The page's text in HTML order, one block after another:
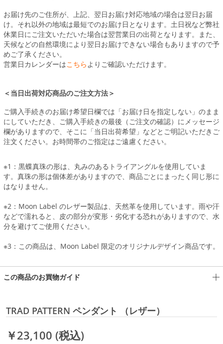
お届け先のご住所が、上記、翌日お届け対応地域の場合は翌日お届
け。それ以外の地域は最短でのお届け日となります。土日祝など弊社
休業日にご注文いただいた場合は翌営業日の出荷となります。また、
天候などの自然環境により翌日お届けできない場合もありますので予
めご了承ください。
営業日カレンダーはこちらよりご確認いただけます。
＜当日出荷対応商品のご注文方法＞
ご購入手続きのお届け希望日欄では「お届け日を指定しない」のまま
にしていただき、ご購入手続きの最後（ご注文の確認）にメッセージ
欄がありますので、そこに「当日出荷希望」などとご明記いただきご
注文ください。お時間帯のご指定はご遠慮ください。
※1：黒蝶真珠の形は、丸みのあるトライアングルを使用していま
す。真珠の形は個体差がありますので、商品ごとにまったく同じ形に
はなりません。
※2：Moon Label のレザー製品は、天然革を使用しています。雨や汗
などで濡れると、皮の部分が変形・劣化する恐れがありますので、水
分を避けてご使用ください。
※3：この商品は、Moon Label 限定のオリジナルデザイン商品です。
この商品のお買物ガイド
TRAD PATTERN ペンダント （レザー）
￥23,100 (税込)